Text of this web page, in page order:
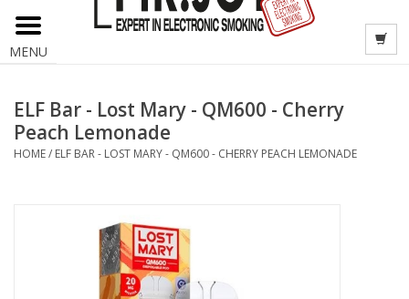
MENU
ELF Bar - Lost Mary - QM600 - Cherry
Peach Lemonade
HOME/ ELF BAR - LOST MARY - QM600 - CHERRY PEACH LEMONADE